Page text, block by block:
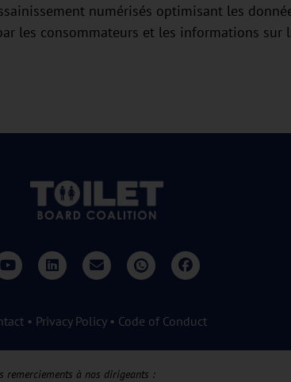
numérisés optimisant les
les consommateurs et les informations sur
• Privacy Policy• Code of Conduct
remerciements à nos dirigeants :